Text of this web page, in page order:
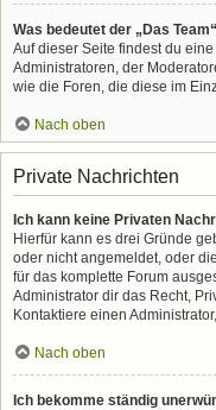
Was bedeutet der „Das
Auf dieser Seite findest du
Administratoren, der
wie die Foren, die diese im
Nach oben
Private Nachrichten
Ich kann keine Privaten
Hierfür kann es drei Gründe
oder nicht angemeldet, oder
für das komplette Forum
Administrator dir das Recht,
Kontaktiere einen
Nach oben
Ich bekomme ständig